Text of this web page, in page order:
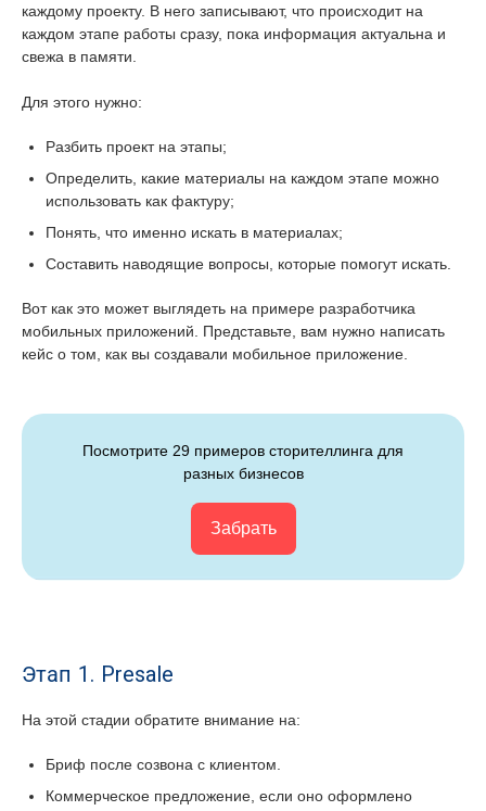
каждому проекту. В него записывают, что происходит на
каждом этапе работы сразу, пока информация актуальна и
свежа в памяти.
Для этого нужно:
Разбить проект на этапы;
Определить, какие материалы на каждом этапе можно
использовать как фактуру;
Понять, что именно искать в материалах;
Составить наводящие вопросы, которые помогут искать.
Вот как это может выглядеть на примере разработчика
мобильных приложений. Представьте, вам нужно написать
кейс о том, как вы создавали мобильное приложение.
Посмотрите 29 примеров сторителлинга для
разных бизнесов
Забрать
Этап 1. Presale
На этой стадии обратите внимание на:
Бриф после созвона с клиентом.
Коммерческое предложение, если оно оформлено